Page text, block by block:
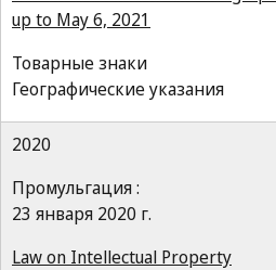
up to May 6, 2021
Товарные знаки
Географические указания
2020
Промульгация :
23 января 2020 г.
Law on Intellectual Property